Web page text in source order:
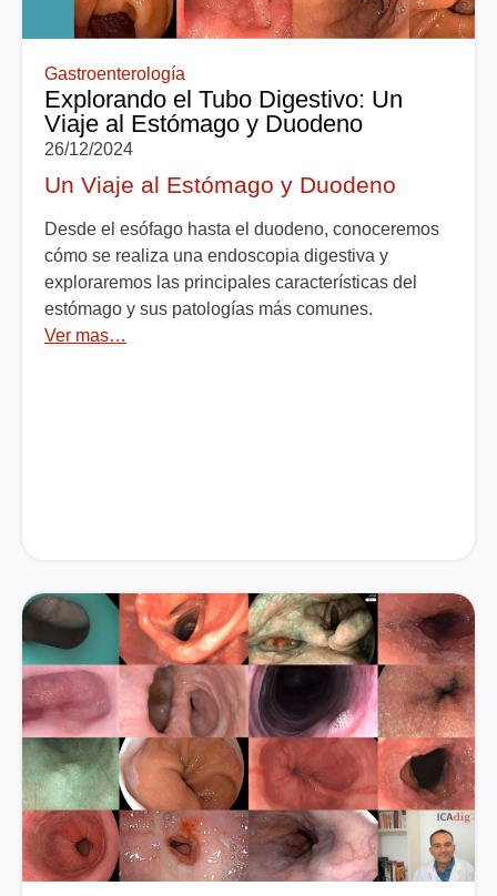
Gastroenterología
Explorando el Tubo Digestivo: Un
Viaje al Estómago y Duodeno
26/12/2024
Un Viaje al Estómago y Duodeno
Desde el esófago hasta el duodeno, conoceremos
cómo se realiza una endoscopia digestiva y
exploraremos las principales características del
estómago y sus patologías más comunes.
Ver mas…